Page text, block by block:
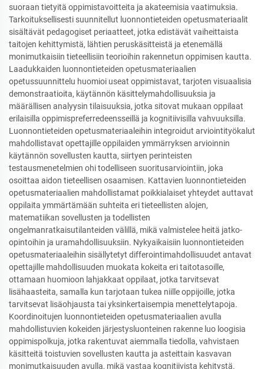
suoraan tietyitä oppimistavoitteita ja akateemisia vaatimuksia.
Tarkoituksellisesti suunnitellut luonnontieteiden opetusmateriaalit
sisältävät pedagogiset periaatteet, jotka edistävät vaiheittaista
taitojen kehittymistä, lähtien peruskäsitteistä ja etenemällä
monimutkaisiin tieteellisiin teorioihin rakennetun oppimisen kautta.
Laadukkaiden luonnontieteiden opetusmateriaalien
opetussuunnittelu huomioi useat oppimistavat, tarjoten visuaalisia
demonstraatioita, käytännön käsittelymahdollisuuksia ja
määrällisen analyysin tilaisuuksia, jotka sitovat mukaan oppilaat
erilaisilla oppimispreferredeensseillä ja kognitiivisilla vahvuuksilla.
Luonnontieteiden opetusmateriaaleihin integroidut arviointityökalut
mahdollistavat opettajille oppilaiden ymmärryksen arvioinnin
käytännön sovellusten kautta, siirtyen perinteisten
testausmenetelmien ohi todelliseen suoritusarviointiin, joka
osoittaa aidon tieteellisen osaamisen. Kattavien luonnontieteiden
opetusmateriaalien mahdollistamat poikkialaiset yhteydet auttavat
oppilaita ymmärtämään suhteita eri tieteellisten alojen,
matematiikan sovellusten ja todellisten
ongelmanratkaisutilanteiden välillä, mikä valmistelee heitä jatko-
opintoihin ja uramahdollisuuksiin. Nykyaikaisiin luonnontieteiden
opetusmateriaaleihin sisällytetyt differointimahdollisuudet antavat
opettajille mahdollisuuden muokata kokeita eri taitotasoille,
ottamaan huomioon lahjakkaat oppilaat, jotka tarvitsevat
lisähaasteita, samalla kun tarjotaan tukea niille oppijoille, jotka
tarvitsevat lisäohjausta tai yksinkertaisempia menettelytapoja.
Koordinoitujen luonnontieteiden opetusmateriaalien avulla
mahdollistuvien kokeiden järjestysluonteinen rakenne luo loogisia
oppimispolkuja, jotka rakentuvat aiemmalla tiedolla, vahvistaen
käsitteitä toistuvien sovellusten kautta ja asteittain kasvavan
monimutkaisuuden avulla, mikä vastaa kognitiivista kehitystä.